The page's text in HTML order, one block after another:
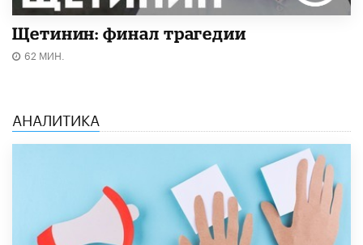
Щетинин: финал трагедии
62 МИН.
АНАЛИТИКА